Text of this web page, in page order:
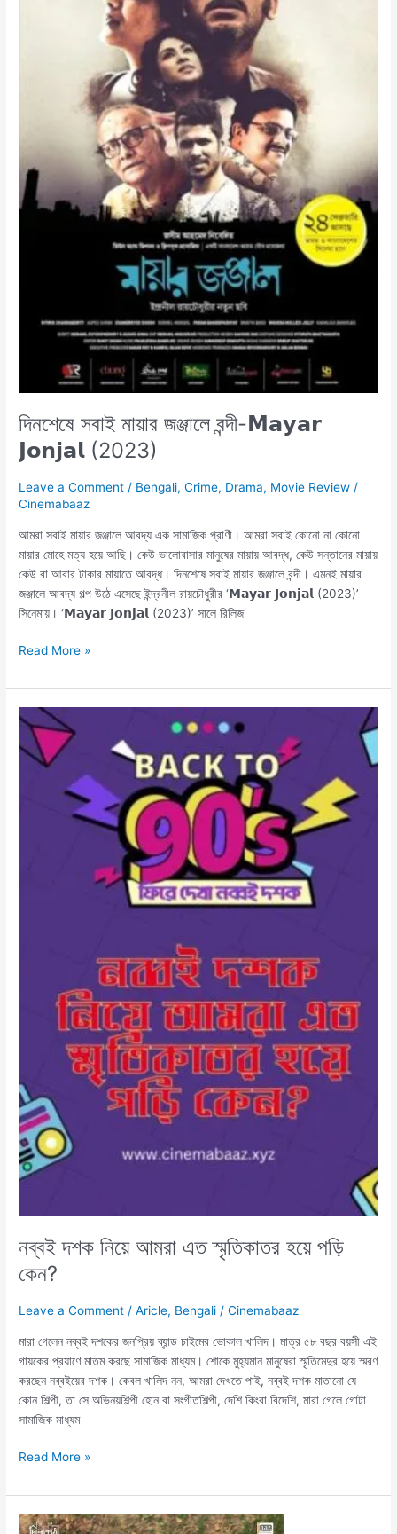
দিনশেষে সবাই মায়ার জঞ্জালে বন্দী-𝗠𝗮𝘆𝗮𝗿
𝗝𝗼𝗻𝗷𝗮𝗹 (2023)
Leave a Comment / Bengali,Crime, Drama, Movie Review /
Cinemabaaz
আমরা সবাই মায়ার জঞ্জালে আবদ্য এক সামাজিক প্রাণী। আমরা সবাই কোনো না কোনো
মায়ার মোহে মত্য হয়ে আছি। কেউ ভালোবাসার মানুষের মায়ায় আবদ্ধ, কেউ সন্তানের মায়ায়
কেউ বা আবার টাকার মায়াতে আবদ্ধ। দিনশেষে সবাই মায়ার জঞ্জালে বন্দী। এমনই মায়ার
জঞ্জালে আবদ্য গল্প উঠে এসেছে ইন্দ্রনীল রায়চৌধুরীর ‘𝗠𝗮𝘆𝗮𝗿 𝗝𝗼𝗻𝗷𝗮𝗹 (2023)’
সিনেমায়। ‘𝗠𝗮𝘆𝗮𝗿 𝗝𝗼𝗻𝗷𝗮𝗹 (2023)’ সালে রিলিজ
Read More »
নব্বই দশক নিয়ে আমরা এত স্মৃতিকাতর হয়ে পড়ি
কেন?
Leave a Comment /Aricle, Bengali /Cinemabaaz
মারা গেলেন নব্বই দশকের জনপ্রিয় ব্যান্ড চাইমের ভোকাল খালিদ। মাত্র ৫৮ বছর বয়সী এই
গায়কের প্রয়াণে মাতম করছে সামাজিক মাধ্যম। শোকে মুহ্যমান মানুষেরা স্মৃতিমেদুর হয়ে স্মরণ
করছেন নব্বইয়ের দশক। কেবল খালিদ নন, আমরা দেখতে পাই, নব্বই দশক মাতানো যে
কোন শিল্পী, তা সে অভিনয়শিল্পী হোন বা সংগীতশিল্পী, দেশি কিংবা বিদেশি, মারা গেলে গোটা
সামাজিক মাধ্যম
নব্বই
দশক
নিয়ে
Read More »
Kathbirali